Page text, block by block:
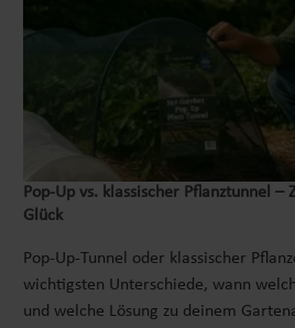
Pop‑Up vs. klassischer Pflanztunnel
Glück
Pop-Up-Tunnel oder klassischer
wichtigsten Unterschiede, wann
und welche Lösung zu deinem